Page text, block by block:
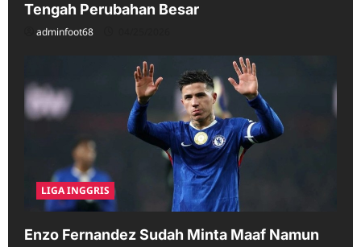
Tengah Perubahan Besar
adminfoot68
LIGA INGGRIS
Enzo Fernandez Sudah Minta Maaf Namun